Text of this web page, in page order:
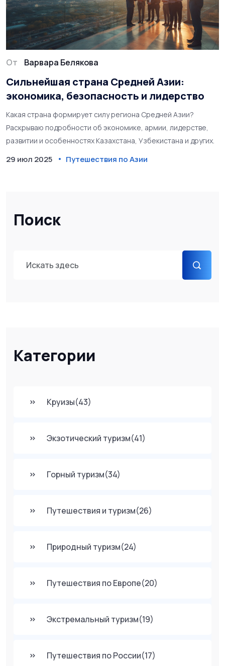
Поиск
Категории
Круизы(43)
Экзотический туризм(41)
Горный туризм(34)
Путешествия и туризм(26)
Природный туризм(24)
Путешествия по Европе(20)
Экстремальный туризм(19)
Путешествия по России(17)
От Варвара Белякова
Сильнейшая страна Средней Азии:
экономика, безопасность и лидерство
Какая страна формирует силу региона Средней Азии?
Раскрываю подробности об экономике, армии, лидерстве,
развитии и особенностях Казахстана, Узбекистана и других.
29 июл 2025 Путешествия по Азии